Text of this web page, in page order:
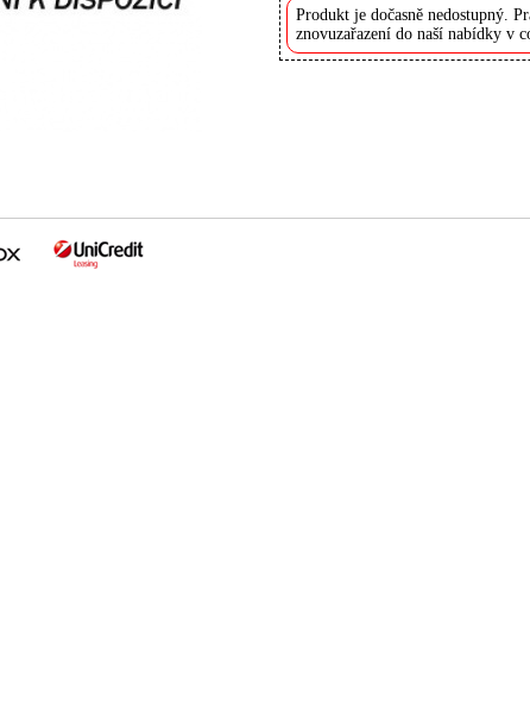
Produkt je dočasně nedostupný.
znovuzařazení do naší nabídky v